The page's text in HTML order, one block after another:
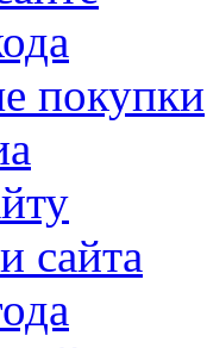
покупки
сайта